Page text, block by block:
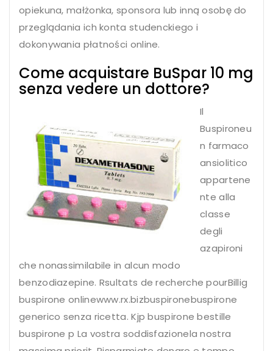
opiekuna, małżonka, sponsora lub inną osobę do
przeglądania ich konta studenckiego i
dokonywania płatności online.
Come acquistare BuSpar 10 mg
senza vedere un dottore?
Il
Buspironeu
n farmaco
ansiolitico
appartene
nte alla
classe
degli
azapironi
che nonassimilabile in alcun modo
benzodiazepine. Rsultats de recherche pourBillig
buspirone onlinewww.rx.bizbuspironebuspirone
generico senza ricetta. Kjp buspirone bestille
buspirone p La vostra soddisfazionela nostra